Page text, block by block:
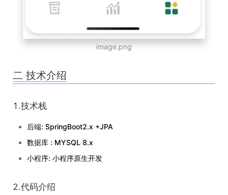
image.png
二 技术介绍
1.技术栈
后端: SpringBoot2.x +JPA
数据库 : MYSQL 8.x
小程序: 小程序原生开发
2.代码介绍